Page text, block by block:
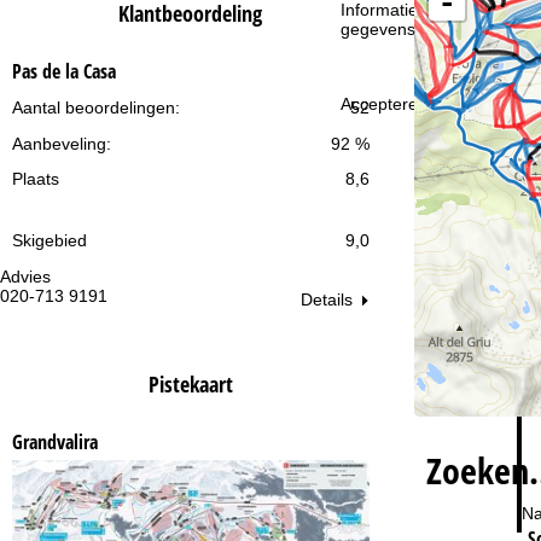
Informatie over de
gegevensbescherming
Accepteren
Advies
020-713 9191
vr:
Klantbeoordeling
Pas de la Casa
52
Aantal beoordelingen:
92 %
Aanbeveling:
Plaats
8,6
Skigebied 9,0
Details
Pistekaart
Grandvalira
n
a